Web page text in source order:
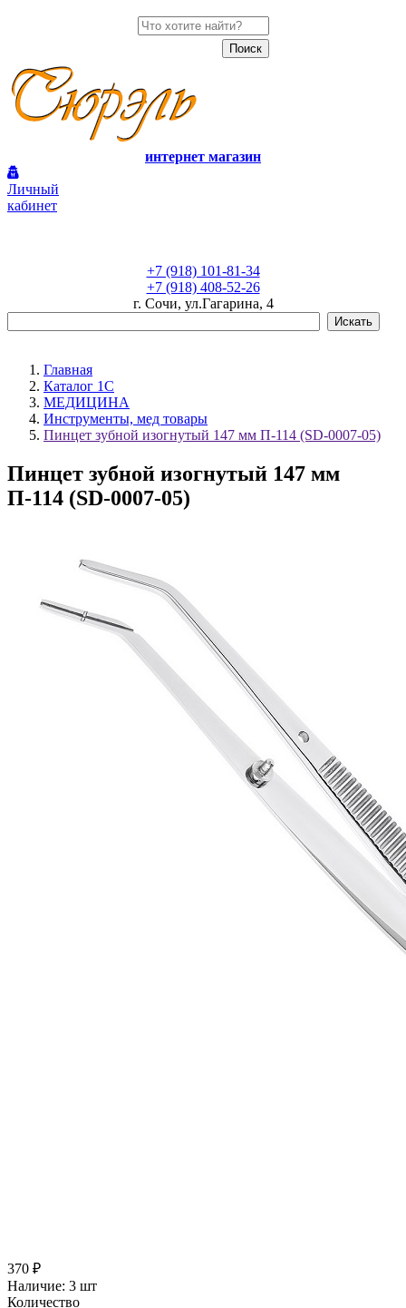
интернет магазин
Личный
кабинет
+7 (918) 101-81-34
+7 (918) 408-52-26
г. Сочи, ул.Гагарина, 4
Главная
Каталог 1С
МЕДИЦИНА
Инструменты, мед товары
Пинцет зубной изогнутый 147 мм П-114 (SD-0007-05)
Пинцет зубной изогнутый 147 мм
П-114 (SD-0007-05)
370 ₽
Наличие: 3 шт
Количество